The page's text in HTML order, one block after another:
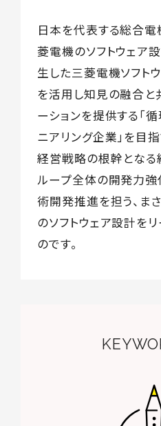
日本を代表する総合
菱電機のソフトウェア
生した三菱電機ソフト
を活用し知見の融合と
ーションを提供する「
ニアリング企業」を目
経営戦略の根幹となる
ループ全体の開発力強
術開発推進を担う、ま
のソフトウェア設計を
のです。